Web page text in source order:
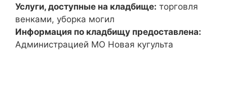
Услуги, доступные на кладбище: торговля
венками, уборка могил
Информация по кладбищу предоставлена:
Администрацией МО Новая кугульта